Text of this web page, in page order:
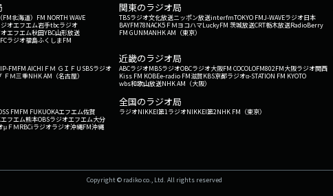
北海道） FM NORTH WAVE
オエフエム岩手tbcラジオ
エフエム秋田YBC山形放送
ラジオ福島ふくしまFM
関東のラジオ局
TBSラジオ文化放送ニッポン放送interfmTOKYO FMJ-WAVEラジオ日本
BAYFM78NACK5 ＦＭヨコハマLuckyFM 茨城放送CRT栃木放送RadioBerry
FM GUNMANHK AM（東京）
FMFM AICHI ＦＭ ＧＩＦＵ SBSラジオ
ＦＭ三重NHK AM（名古屋）
近畿のラジオ局
ABCラジオMBSラジオOBCラジオ大阪FM COCOLOFM802FM大阪ラジオ関西
Kiss FM KOBEe-radio FM滋賀KBS京都ラジオα-STATION FM KYOTO
wbs和歌山放送NHK AM（大阪）
FMFM FUKUOKAエフエム佐賀
フエム熊本OBSラジオエフエム大分
μＦＭRBCiラジオラジオ沖縄FM沖縄
全国のラジオ局
ラジオNIKKEI第1ラジオNIKKEI第2NHK FM（東京）
Copyright © radiko co., Ltd. All rights reserved